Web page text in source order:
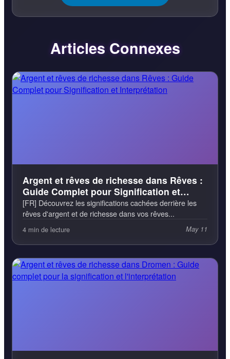
Articles Connexes
Argent et rêves de richesse dans Rêves :
Guide Complet pour Signification et
Interprétation
[FR] Découvrez les significations cachées derrière les
rêves d'argent et de richesse dans vos rêves...
4 min de lecture May 11